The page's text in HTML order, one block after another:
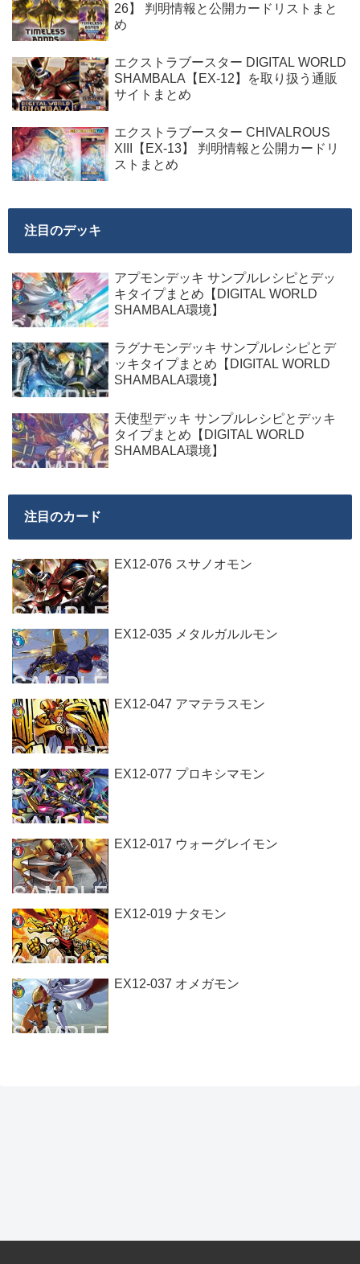
26】 判明情報と公開カードリストまと
め
エクストラブースター DIGITAL WORLD
SHAMBALA【EX-12】を取り扱う通販
サイトまとめ
エクストラブースター CHIVALROUS
XIII【EX-13】 判明情報と公開カードリ
ストまとめ
注目のデッキ
アプモンデッキ サンプルレシピとデッ
キタイプまとめ【DIGITAL WORLD
SHAMBALA環境】
ラグナモンデッキ サンプルレシピとデ
ッキタイプまとめ【DIGITAL WORLD
SHAMBALA環境】
天使型デッキ サンプルレシピとデッキ
タイプまとめ【DIGITAL WORLD
SHAMBALA環境】
注目のカード
EX12-076 スサノオモン
EX12-035 メタルガルルモン
EX12-047 アマテラスモン
EX12-077 プロキシマモン
EX12-017 ウォーグレイモン
EX12-019 ナタモン
EX12-037 オメガモン